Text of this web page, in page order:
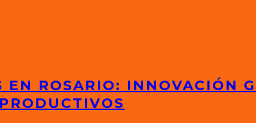
ROSARIO: INNOVACIÓN